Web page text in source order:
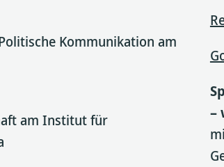
Kommunikation am
am Institut für
–